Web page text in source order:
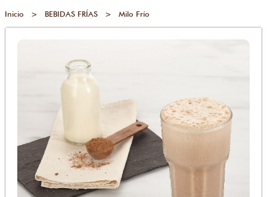
Inicio > BEBIDAS FRÍAS > Milo Frío